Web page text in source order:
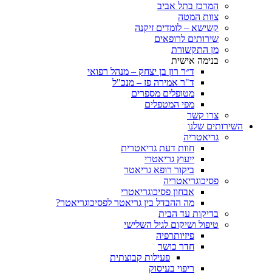
המרכז בתל אביב
צוות המטה
קשישא – לומדים זיקנה
שירותים לרופאים
מן התקשורת
בנימה אישית
ד״ר רון בן יצחק – מנהל רפואי
ד"ר אמירה פז – מנכ"ל
מטופלים מספרים
מפי המטפלים
שלנו
גריאטריה
חוות דעת גריאטרית
ייעוץ גריאטרי
ביקור רופא גריאטר
פסיכוגריאטריה
אבחון פסיכוגריאטרי
מה ההבדל בין גריאטר לפסיכוגריאטר?
בדיקות עד הבית
טיפול ושיקום לגיל השלישי
פיזיותרפיה
חדר כושר
פעילות קבוצתית
ריפוי בעיסוק